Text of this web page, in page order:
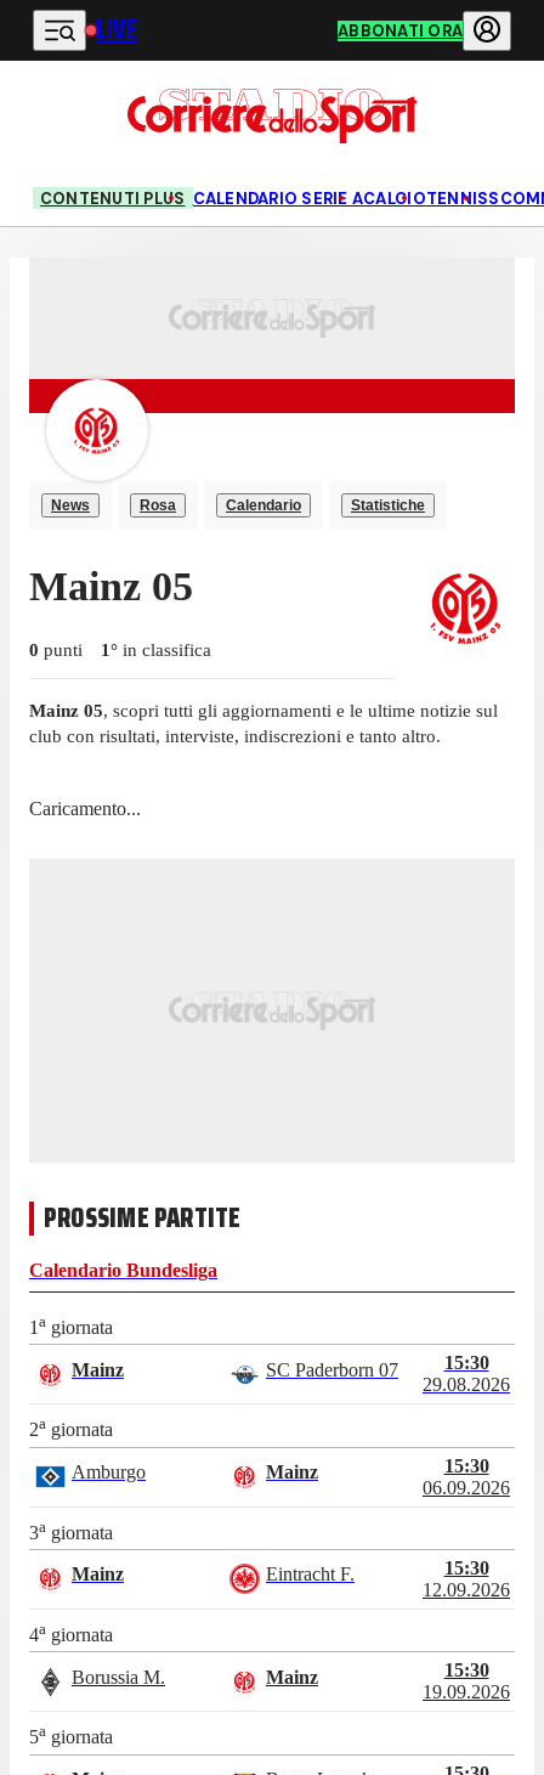
Vai al contenuto principale
LIVE ABBONATI ORA
CONTENUTI PLUS CALENDARIO SERIE ACALCIOTENNIS
News Rosa Calendario Statistiche
Mainz 05
0 punti 1° in classifica
Mainz 05, scopri tutti gli aggiornamenti e le ultime notizie sul
club con risultati, interviste, indiscrezioni e tanto altro.
Caricamento...
PROSSIME PARTITE
Calendario Bundesliga
1 a giornata
Mainz SC Paderborn 07
15:30
29.08.2026
2a giornata
Amburgo Mainz
15:30
06.09.2026
3a giornata
Mainz Eintracht F.
15:30
12.09.2026
4a giornata
Borussia M. Mainz
15:30
19.09.2026
5a giornata